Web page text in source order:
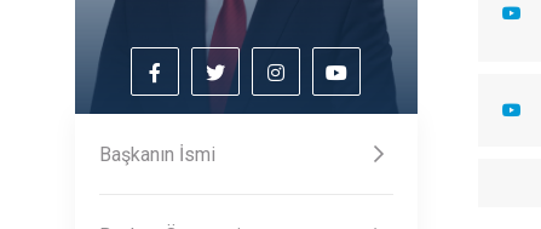
Başkanın İsmi